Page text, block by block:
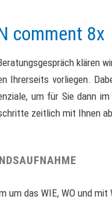
klären
Ihrerseits vorliegen.
um für Sie dann
zeitlich mit Ihnen
um das WIE, WO und mit